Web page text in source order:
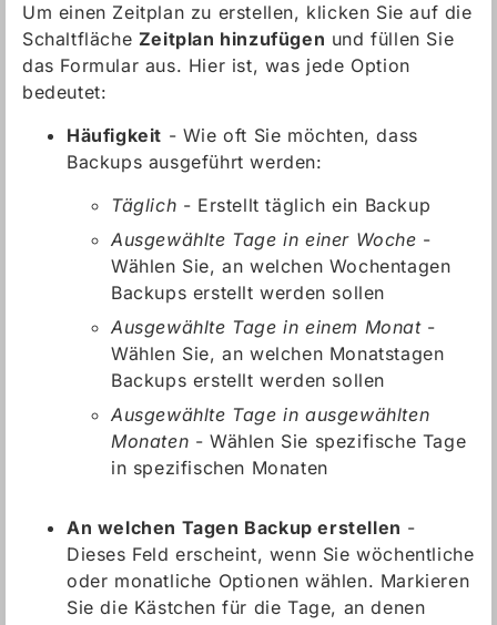
Um einen Zeitplan zu erstellen, klicken Sie auf die
Schaltfläche Zeitplan hinzufügen und füllen Sie
das Formular aus. Hier ist, was jede Option
bedeutet:
Häufigkeit - Wie oft Sie möchten, dass
Backups ausgeführt werden:
Täglich - Erstellt täglich ein Backup
Ausgewählte Tage in einer Woche -
Wählen Sie, an welchen Wochentagen
Backups erstellt werden sollen
Ausgewählte Tage in einem Monat-
Wählen Sie, an welchen Monatstagen
Backups erstellt werden sollen
Ausgewählte Tage in ausgewählten
Monaten - Wählen Sie spezifische Tage
in spezifischen Monaten
An welchen Tagen Backup erstellen -
Dieses Feld erscheint, wenn Sie wöchentliche
oder monatliche Optionen wählen. Markieren
Sie die Kästchen für die Tage, an denen